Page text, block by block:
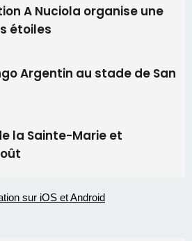
s'installer en Corse pour
nouvelle Miss Corse 2026
Corse aux premières loges
reviendra pas avant 2081
saison marqué par une